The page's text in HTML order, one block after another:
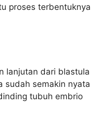
proses terbentuknya
lanjutan dari blastula
sudah semakin nyata
tubuh embrio